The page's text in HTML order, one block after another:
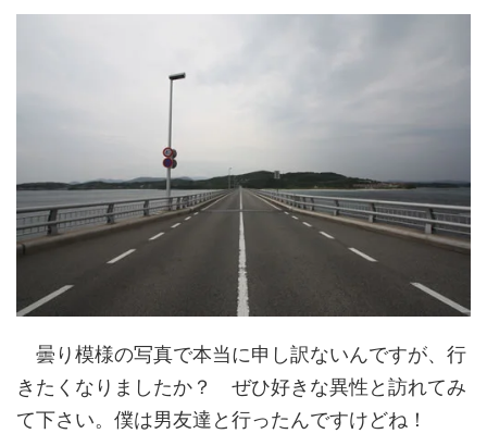
曇り模様の写真で本当に申し訳ないんですが、行
きたくなりましたか？ ぜひ好きな異性と訪れてみ
て下さい。僕は男友達と行ったんですけどね！